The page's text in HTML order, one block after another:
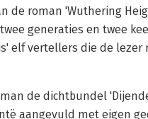
de roman 'Wuthering
generaties en twee
elf vertellers die de
de dichtbundel
aangevuld met eigen